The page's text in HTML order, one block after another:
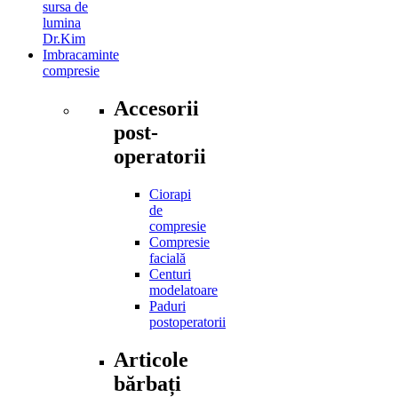
sursa de
lumina
Dr.Kim
Imbracaminte
compresie
Accesorii
post-
operatorii
Ciorapi
de
compresie
Compresie
facială
Centuri
modelatoare
Paduri
postoperatorii
Articole
bărbați